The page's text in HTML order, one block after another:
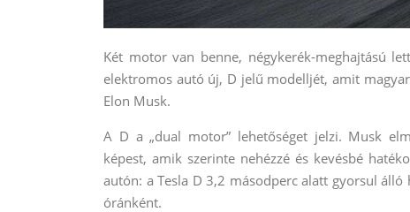
Két motor van benne, négykerék-meghajtású
elektromos autó új, D jelű modelljét, amit
Elon Musk.
A D a „dual motor” lehetőséget jelzi. Musk
képest, amik szerinte nehézzé és kevésbé
autón: a Tesla D 3,2 másodperc alatt gyorsul
óránként.